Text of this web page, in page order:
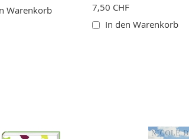
Warenkorb
7,50 CHF
In den Warenkorb